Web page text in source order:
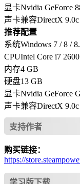
显卡Nvidia GeForce
声卡兼容DirectX 9.0c
推荐配置
系统Windows 7 / 8 /
CPUIntel Core i7
内存4 GB
硬盘13 GB
显卡Nvidia GeForce
声卡兼容DirectX 9.0c
支持作者
购买链接：
https://
学习版下载